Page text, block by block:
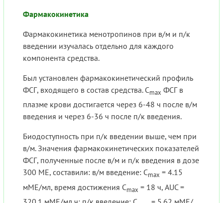
Фармакокинетика
Фармакокинетика менотропинов при в/м и п/к
введении изучалась отдельно для каждого
компонента средства.
Был установлен фармакокинетический профиль
ФСГ, входящего в состав средства. Cmax ФСГ в
плазме крови достигается через 6-48 ч после в/м
введения и через 6-36 ч после п/к введения.
Биодоступность при п/к введении выше, чем при
в/м. Значения фармакокинетических показателей
ФСГ, полученные после в/м и п/к введения в дозе
300 ME, составили: в/м введение: Cmax = 4.15
мМЕ/мл, время достижения Cmax = 18 ч, AUC =